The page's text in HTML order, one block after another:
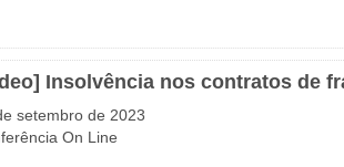
Insolvência nos contratos de
setembro de 2023
On Line